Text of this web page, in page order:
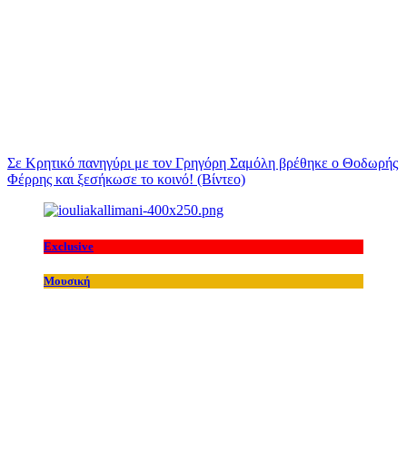
Σε Κρητικό πανηγύρι με τον Γρηγόρη Σαμόλη βρέθηκε ο Θοδωρής
Φέρρης και ξεσήκωσε το κοινό! (Βίντεο)
Exclusive
Μουσική